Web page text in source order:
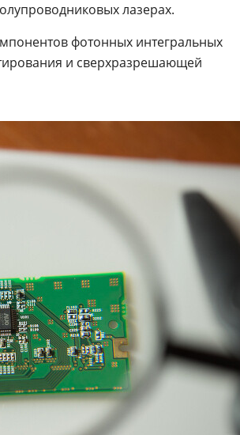
лазерах.
фотонных интегральных
и сверхразрешающей